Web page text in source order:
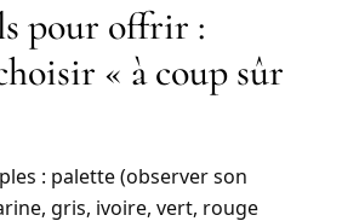
pour offrir :
« à coup sûr
: palette(observer son
gris, ivoire, vert, rouge